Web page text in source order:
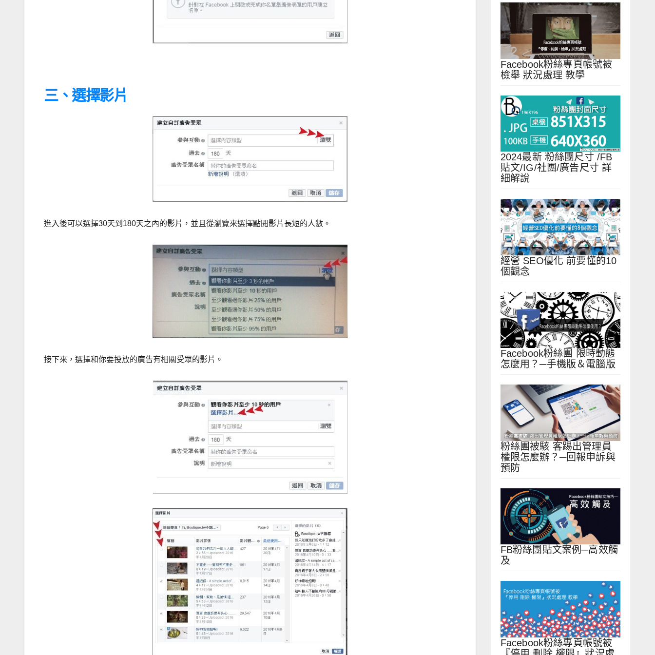
三、選擇影片
進入後可以選擇30天到180天之內的影片，並且從瀏覽來選擇點閱影片長短的人數。
接下來，選擇和你要投放的廣告有相關受眾的影片。
Facebook粉絲專頁帳號被
檢舉 狀況處理 教學
2024最新 粉絲團尺寸 /FB
貼文/IG/社團/廣告尺寸 詳
細解說
經營 SEO優化 前要懂的10
個觀念
Facebook粉絲團 限時動態
怎麼用？─手機版＆電腦版
粉絲團被駭 客踢出管理員
權限怎麼辦？─回報申訴與
預防
FB粉絲團貼文案例─高效觸
及
Facebook粉絲專頁帳號被